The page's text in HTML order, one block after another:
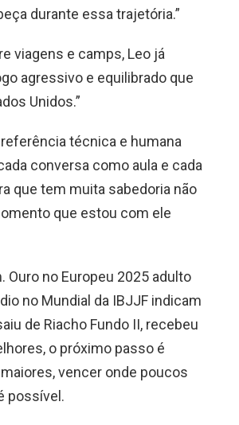
durante essa trajetória.”
viagens e camps, Leo já
agressivo e equilibrado que
Unidos.”
técnica e humana
conversa como aula e cada
que tem muita sabedoria não
que estou com ele
Ouro no Europeu 2025 adulto
no Mundial da IBJJF indicam
de Riacho Fundo II, recebeu
o próximo passo é
vencer onde poucos
possível.